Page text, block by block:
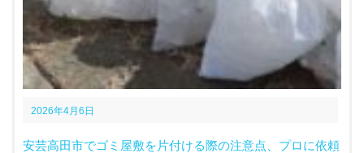
2026年4月6日
安芸高田市でゴミ屋敷を片付ける際の注意点、プロに依頼